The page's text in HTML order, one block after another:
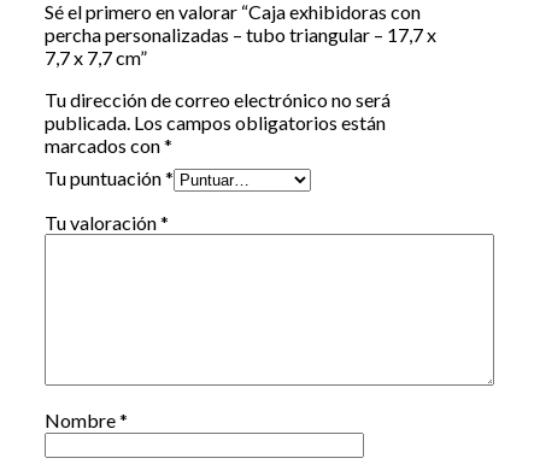
Sé el primero en valorar “Caja exhibidoras con
percha personalizadas – tubo triangular – 17,7 x
7,7 x 7,7 cm”
Tu dirección de correo electrónico no será
publicada. Los campos obligatorios están
marcados con*
Tu puntuación*
Tu valoración*
Nombre*